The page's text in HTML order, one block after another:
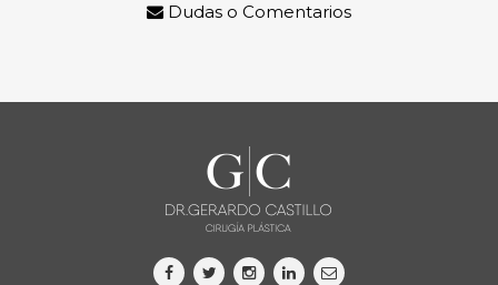
Dudas o Comentarios